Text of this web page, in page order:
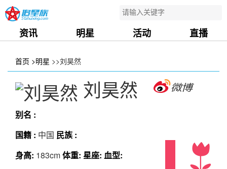
资讯 明星 活动 直播
首页 >明星 >>刘昊然
刘昊然
别名 :
国籍 : 中国 民族 :
身高: 183cm体重: 星座: 血型: